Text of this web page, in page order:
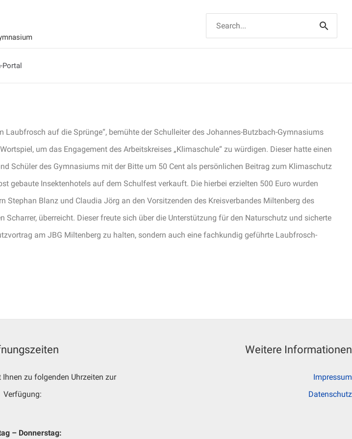
Suchen
Portal
Laubfrosch auf die Sprünge“, bemühte der Schulleiter des Johannes-Butzbach-Gymnasiums
um das Engagement des Arbeitskreises „Klimaschule“ zu würdigen. Dieser hatte einen
Schüler des Gymnasiums mit der Bitte um 50 Cent als persönlichen Beitrag zum Klimaschutz
gebaute Insektenhotels auf dem Schulfest verkauft. Die hierbei erzielten 500 Euro wurden
Stephan Blanz und Claudia Jörg an den Vorsitzenden des Kreisverbandes Miltenberg des
Scharrer, überreicht. Dieser freute sich über die Unterstützung für den Naturschutz und sicherte
am JBG Miltenberg zu halten, sondern auch eine fachkundig geführte Laubfrosch-
zu folgenden Uhrzeiten zur
Verfügung:
– Donnerstag:
Weitere Informationen
Impressum
Datenschutz